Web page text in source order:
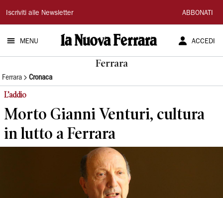
La
Nuova
Ferrara
Iscriviti alle Newsletter ABBONATI
MENU ACCEDI
Ferrara
Ferrara Cronaca
L’addio
Morto Gianni Venturi, cultura
in lutto a Ferrara